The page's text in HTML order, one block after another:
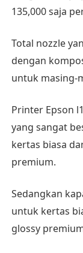
135,000 saja
Total nozzle
dengan
untuk masing-
Printer Epson
yang sangat
kertas biasa
premium.
Sedangkan
untuk kertas
glossy